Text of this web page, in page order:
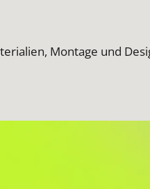
Montage und